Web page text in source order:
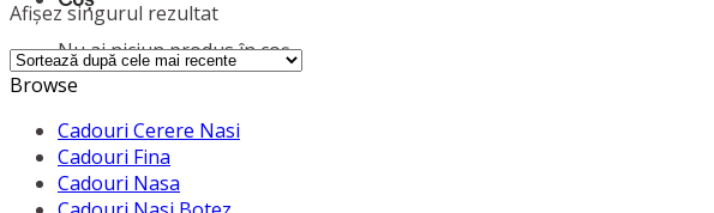
Nu ai niciun produs în coș.
Afișez singurul rezultat
Browse
Cadouri Cerere Nasi
Cadouri Fina
Cadouri Nasa